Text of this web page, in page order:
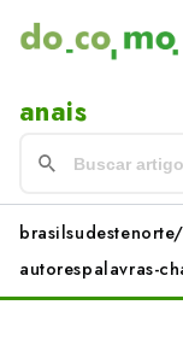
anais
brasilsudeste
autorespalavras-